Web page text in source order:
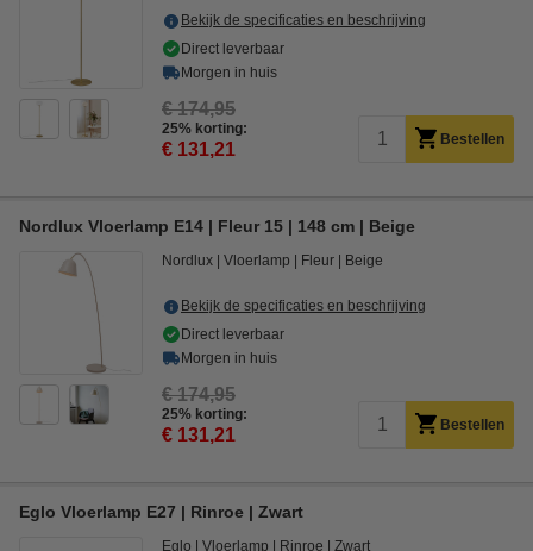
Bekijk de specificaties en beschrijving
Direct leverbaar
Morgen in huis
€ 174,95
25% korting:
€ 131,21 Bestellen
Nordlux Vloerlamp E14 | Fleur 15 | 148 cm | Beige
Nordlux Vloerlamp Fleur Beige
Bekijk de specificaties en beschrijving
Direct leverbaar
Morgen in huis
€ 174,95
25% korting:
€ 131,21 Bestellen
Eglo Vloerlamp E27 | Rinroe | Zwart
Eglo Vloerlamp Rinroe Zwart